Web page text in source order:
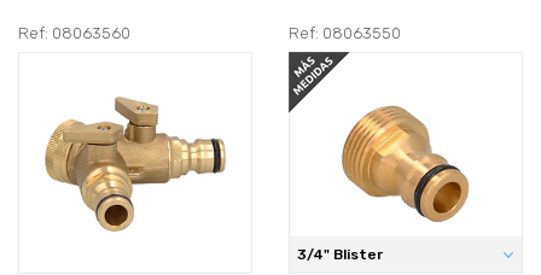
Ref: 08063560 Ref: 08063550
3/4" Blister